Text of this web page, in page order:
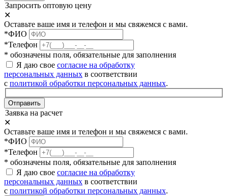
Запросить оптовую цену
✕
Оставьте ваше имя и телефон и мы свяжемся с вами.
*ФИО
*Телефон
* обозначены поля, обязательные для заполнения
Я даю свое согласие на обработку
персональных данных в соответствии
с политикой обработки персональных данных.
Отправить
Заявка на расчет
✕
Оставьте ваше имя и телефон и мы свяжемся с вами.
*ФИО
*Телефон
* обозначены поля, обязательные для заполнения
Я даю свое согласие на обработку
персональных данных в соответствии
с политикой обработки персональных данных.